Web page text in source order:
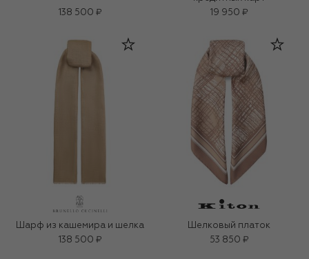
138 500 ₽
19 950 ₽
Шарф из кашемира и шелка
138 500 ₽
Шелковый платок
53 850 ₽